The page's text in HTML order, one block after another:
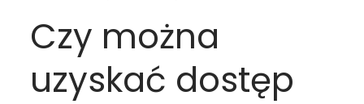
Czy można
uzyskać dostęp